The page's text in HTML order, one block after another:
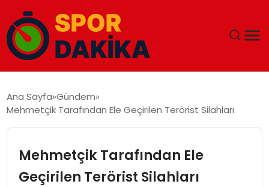
GÜNDEM
DÜNYA
EĞITIM
Ana Sayfa Gündem
Mehmetçik Tarafından Ele Geçirilen Terörist Silahları
Mehmetçik Tarafından Ele
Geçirilen Terörist Silahları